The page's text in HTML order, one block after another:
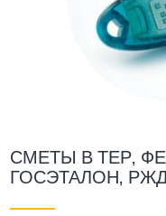
СМЕТЫ В ТЕР,
ГОСЭТАЛОН,